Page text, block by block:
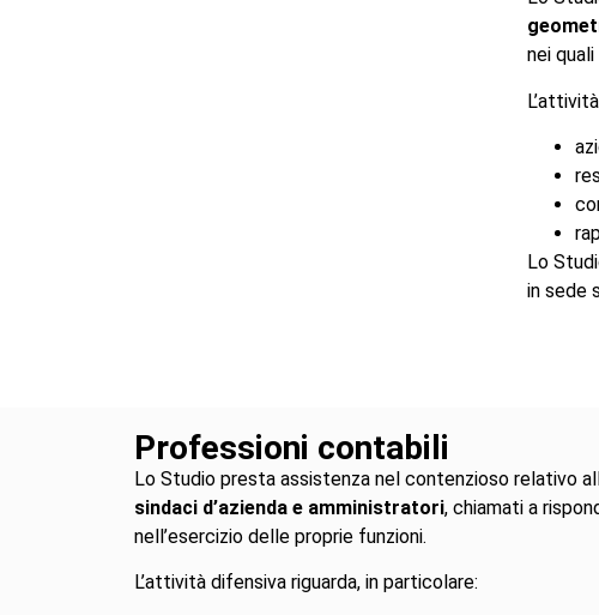
nei
Lo
in sede
Professioni contabili
Lo Studio presta assistenza nel contenzioso relativo
sindaci d’azienda e amministratori, chiamati a
nell’esercizio delle proprie funzioni.
L’attività difensiva riguarda, in particolare: